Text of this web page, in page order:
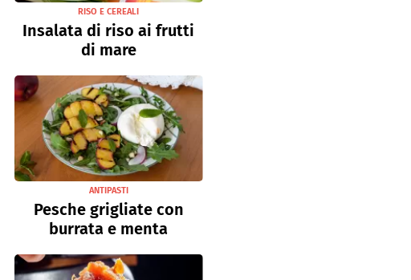
RISO E CEREALI
Insalata di riso ai frutti
di mare
ANTIPASTI
Pesche grigliate con
burrata e menta